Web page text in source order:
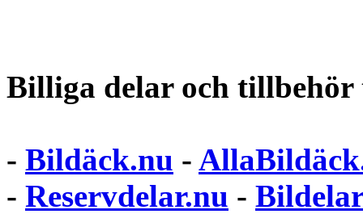
Billiga delar och
- Bildäck.nu -
- Reservdelar.nu - Bildelar